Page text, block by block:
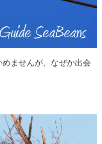
ませんが、なぜか出会